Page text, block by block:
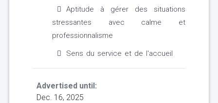
Aptitude à gérer des situations
stressantes avec calme et
professionnalisme
Sens du service et de l'accueil
Advertised until:
Dec. 16, 2025